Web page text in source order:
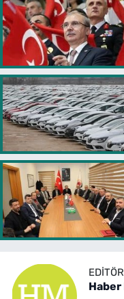
Haber